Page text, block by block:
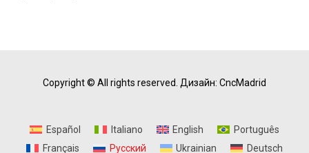
Copyright © All rights reserved. Дизайн: CncMadrid
Español Italiano English
Português
Français
Русский Ukrainian Deutsch